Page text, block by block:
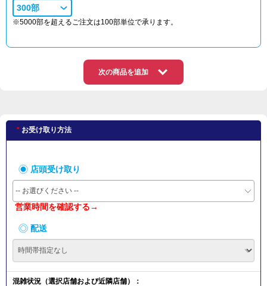
300部
※5000部を超えるご注文は100部単位で承ります。
次の商品を追加
お受け取り方法
店頭受け取り
-- お選びください --
営業時間を確認する→
配送
混雑状況（選択店舗および近隣店舗）：